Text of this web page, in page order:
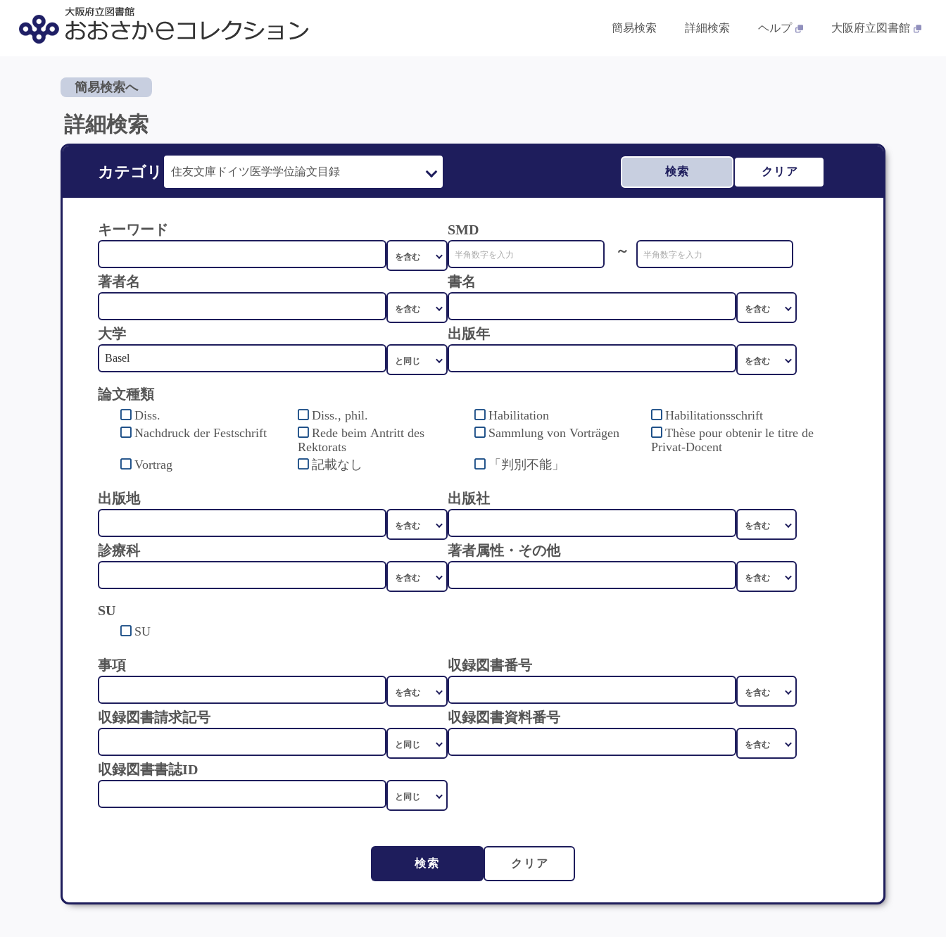
簡易検索 詳細検索 ヘルプ 大阪府立図書館
簡易検索へ
詳細検索
カテゴリ 検索 クリア
キーワード
SMD
～
著者名
書名
大学 出版年
論文種類
Diss. Diss., phil. Habilitation
Habilitationsschrift
Nachdruck der Festschrift
Rede beim Antritt des
Rektorats
Sammlung von Vorträgen
Thèse pour obtenir le titre de
Privat-Docent
Vortrag
記載なし 「判別不能」
出版地 出版社
診療科 著者属性・その他
SU
SU
事項 収録図書番号
収録図書請求記号 収録図書資料番号
収録図書書誌ID
検索 クリア